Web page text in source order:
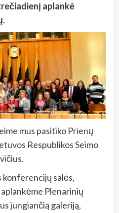
aplankė
mus pasitiko Prienų
Respublikos Seimo
konferencijų salės,
Plenarinių
jungiančią galeriją,